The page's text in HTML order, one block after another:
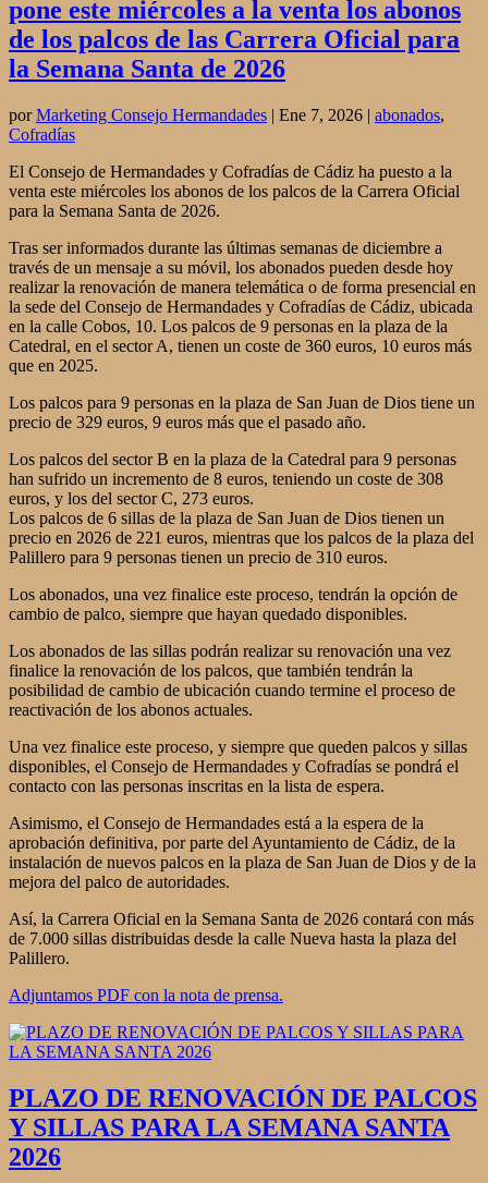
pone este miércoles a la venta los abonos
de los palcos de las Carrera Oficial para
la Semana Santa de 2026
porMarketing Consejo Hermandades | Ene 7, 2026 | abonados,
Cofradías
El Consejo de Hermandades y Cofradías de Cádiz ha puesto a la
venta este miércoles los abonos de los palcos de la Carrera Oficial
para la Semana Santa de 2026.
Tras ser informados durante las últimas semanas de diciembre a
través de un mensaje a su móvil, los abonados pueden desde hoy
realizar la renovación de manera telemática o de forma presencial en
la sede del Consejo de Hermandades y Cofradías de Cádiz, ubicada
en la calle Cobos, 10. Los palcos de 9 personas en la plaza de la
Catedral, en el sector A, tienen un coste de 360 euros, 10 euros más
que en 2025.
Los palcos para 9 personas en la plaza de San Juan de Dios tiene un
precio de 329 euros, 9 euros más que el pasado año.
Los palcos del sector B en la plaza de la Catedral para 9 personas
han sufrido un incremento de 8 euros, teniendo un coste de 308
euros, y los del sector C, 273 euros.
Los palcos de 6 sillas de la plaza de San Juan de Dios tienen un
precio en 2026 de 221 euros, mientras que los palcos de la plaza del
Palillero para 9 personas tienen un precio de 310 euros.
Los abonados, una vez finalice este proceso, tendrán la opción de
cambio de palco, siempre que hayan quedado disponibles.
Los abonados de las sillas podrán realizar su renovación una vez
finalice la renovación de los palcos, que también tendrán la
posibilidad de cambio de ubicación cuando termine el proceso de
reactivación de los abonos actuales.
Una vez finalice este proceso, y siempre que queden palcos y sillas
disponibles, el Consejo de Hermandades y Cofradías se pondrá el
contacto con las personas inscritas en la lista de espera.
Asimismo, el Consejo de Hermandades está a la espera de la
aprobación definitiva, por parte del Ayuntamiento de Cádiz, de la
instalación de nuevos palcos en la plaza de San Juan de Dios y de la
mejora del palco de autoridades.
Así, la Carrera Oficial en la Semana Santa de 2026 contará con más
de 7.000 sillas distribuidas desde la calle Nueva hasta la plaza del
Palillero.
Adjuntamos PDF con la nota de prensa.
PLAZO DE RENOVACIÓN DE PALCOS
Y SILLAS PARA LA SEMANA SANTA
2026